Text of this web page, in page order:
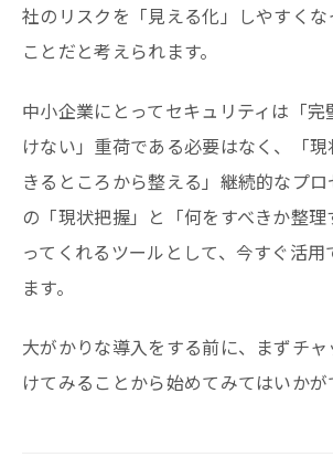
社のリスクを「見える化」しやすくな
ことだと考えられます。
中小企業にとってセキュリティは「
けない」重荷である必要はなく、「
きるところから整える」継続的なプ
の「現状把握」と「何をすべきか整
ってくれるツールとして、今すぐ活用
ます。
大がかりな導入をする前に、まずチ
けてみることから始めてみてはいかが